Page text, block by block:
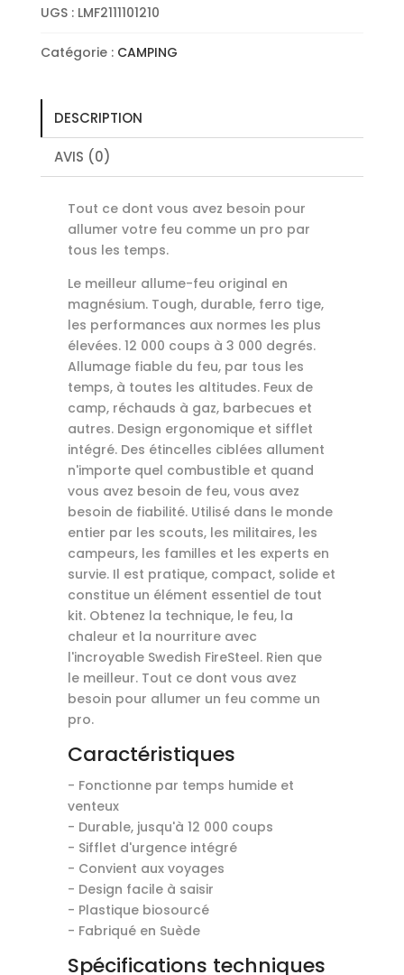
ACIER
SUÉDOIS
2
UGS : LMF2111101210
Catégorie : CAMPING
DESCRIPTION
AVIS (0)
Tout ce dont vous avez besoin pour
allumer votre feu comme un pro par
tous les temps.
Le meilleur allume-feu original en
magnésium. Tough, durable, ferro tige,
les performances aux normes les plus
élevées. 12 000 coups à 3 000 degrés.
Allumage fiable du feu, par tous les
temps, à toutes les altitudes. Feux de
camp, réchauds à gaz, barbecues et
autres. Design ergonomique et sifflet
intégré. Des étincelles ciblées allument
n'importe quel combustible et quand
vous avez besoin de feu, vous avez
besoin de fiabilité. Utilisé dans le monde
entier par les scouts, les militaires, les
campeurs, les familles et les experts en
survie. Il est pratique, compact, solide et
constitue un élément essentiel de tout
kit. Obtenez la technique, le feu, la
chaleur et la nourriture avec
l'incroyable Swedish FireSteel. Rien que
le meilleur. Tout ce dont vous avez
besoin pour allumer un feu comme un
pro.
Caractéristiques
- Fonctionne par temps humide et
venteux
- Durable, jusqu'à 12 000 coups
- Sifflet d'urgence intégré
- Convient aux voyages
- Design facile à saisir
- Plastique biosourcé
- Fabriqué en Suède
Spécifications techniques